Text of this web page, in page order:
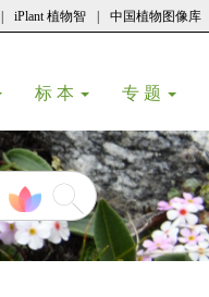
iPlant 植物智 中国植物图像库
标 本 专 题